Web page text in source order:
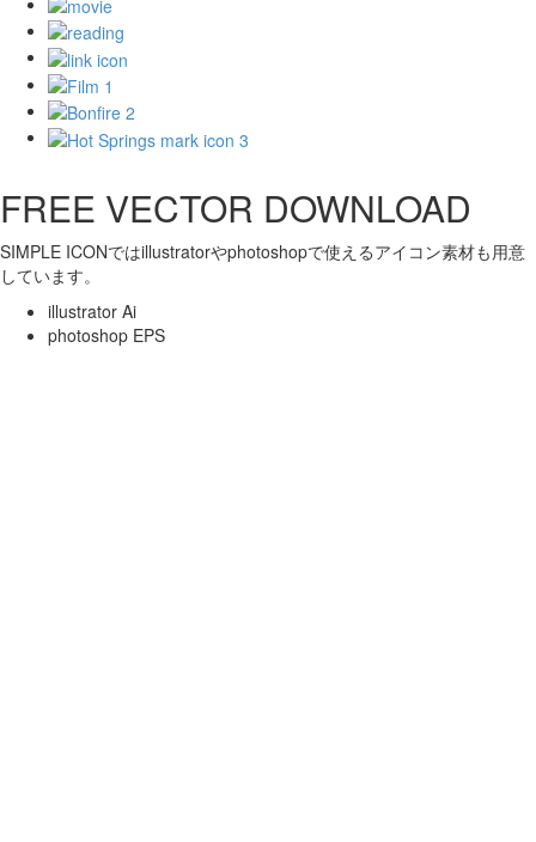
FREE VECTOR DOWNLOAD
SIMPLE ICONではillustratorやphotoshopで使えるアイコン素材も用意
しています。
illustrator Ai
photoshop EPS